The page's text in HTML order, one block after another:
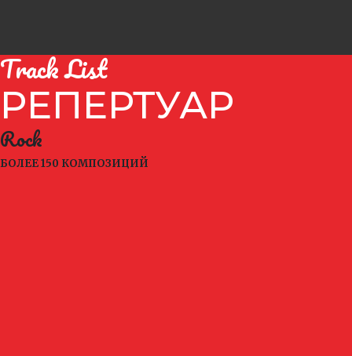
Track List
РЕПЕРТУАР
Rock
БОЛЕЕ 150 КОМПОЗИЦИЙ